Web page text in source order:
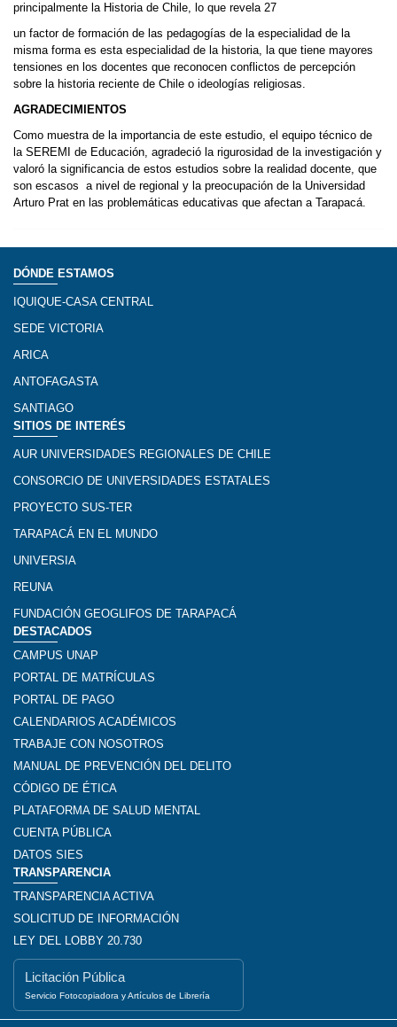
principalmente la Historia de Chile, lo que revela 27
un factor de formación de las pedagogías de la especialidad de la
misma forma es esta especialidad de la historia, la que tiene mayores
tensiones en los docentes que reconocen conflictos de percepción
sobre la historia reciente de Chile o ideologías religiosas.
AGRADECIMIENTOS
Como muestra de la importancia de este estudio, el equipo técnico de
la SEREMI de Educación, agradeció la rigurosidad de la investigación y
valoró la significancia de estos estudios sobre la realidad docente, que
son escasos a nivel de regional y la preocupación de la Universidad
Arturo Prat en las problemáticas educativas que afectan a Tarapacá.
DÓNDE ESTAMOS
IQUIQUE-CASA CENTRAL
SEDE VICTORIA
ARICA
ANTOFAGASTA
SANTIAGO
SITIOS DE INTERÉS
AUR UNIVERSIDADES REGIONALES DE CHILE
CONSORCIO DE UNIVERSIDADES ESTATALES
PROYECTO SUS-TER
TARAPACÁ EN EL MUNDO
UNIVERSIA
REUNA
FUNDACIÓN GEOGLIFOS DE TARAPACÁ
DESTACADOS
CAMPUS UNAP
PORTAL DE MATRÍCULAS
PORTAL DE PAGO
CALENDARIOS ACADÉMICOS
TRABAJE CON NOSOTROS
MANUAL DE PREVENCIÓN DEL DELITO
CÓDIGO DE ÉTICA
PLATAFORMA DE SALUD MENTAL
CUENTA PÚBLICA
DATOS SIES
TRANSPARENCIA
TRANSPARENCIA ACTIVA
SOLICITUD DE INFORMACIÓN
LEY DEL LOBBY 20.730
Licitación Pública
Servicio Fotocopiadora y Artículos de Librería